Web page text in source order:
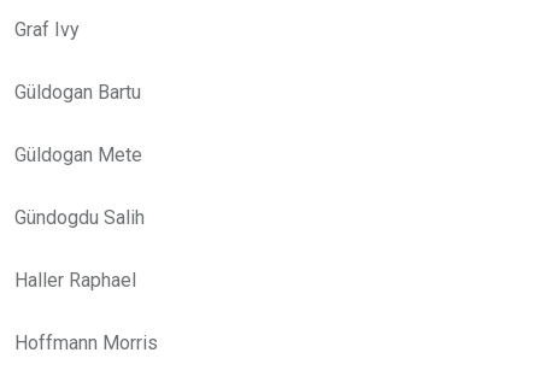
Graf Ivy
Güldogan Bartu
Güldogan Mete
Gündogdu Salih
Haller Raphael
Hoffmann Morris